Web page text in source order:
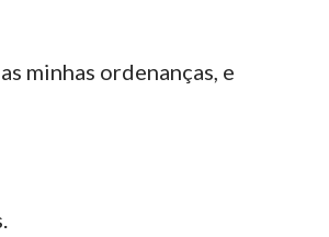
minhas ordenanças, e